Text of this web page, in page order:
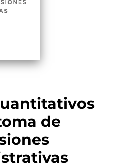
de